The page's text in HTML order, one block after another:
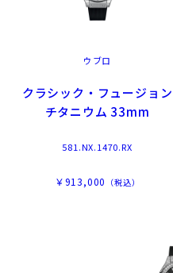
ウブロ
クラシック・フュージョン
チタニウム 33mm
581.NX.1470.RX
￥913,000 （税込）